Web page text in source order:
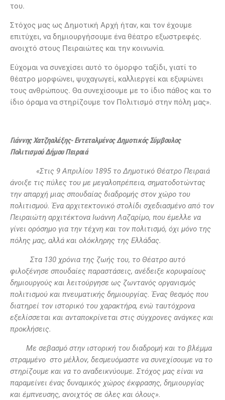
του.
Στόχος μας ως Δημοτική Αρχή ήταν, και τον έχουμε
επιτύχει, να δημιουργήσουμε ένα θέατρο εξωστρεφές.
ανοιχτό στους Πειραιώτες και την κοινωνία.
Εύχομαι να συνεχίσει αυτό το όμορφο ταξίδι, γιατί το
θέατρο μορφώνει, ψυχαγωγεί, καλλιεργεί και εξυψώνει
τους ανθρώπους. Θα συνεχίσουμε με το ίδιο πάθος και το
ίδιο όραμα να στηρίζουμε τον Πολιτισμό στην πόλη μας».
Γιάννης Χατζηαλέξης- Εντεταλμένος Δημοτικός Σύμβουλος
Πολιτισμού Δήμου Πειραιά
«Στις 9 Απριλίου 1895 το Δημοτικό Θέατρο Πειραιά
άνοιξε τις πύλες του με μεγαλοπρέπεια, σηματοδοτώντας
την απαρχή μιας σπουδαίας διαδρομής στον χώρο του
πολιτισμού. Ένα αρχιτεκτονικό στολίδι σχεδιασμένο από τον
Πειραιώτη αρχιτέκτονα Ιωάννη Λαζαρίμο, που έμελλε να
γίνει ορόσημο για την τέχνη και τον πολιτισμό, όχι μόνο της
πόλης μας, αλλά και ολόκληρης της Ελλάδας.
Στα 130 χρόνια της ζωής του, το Θέατρο αυτό
φιλοξένησε σπουδαίες παραστάσεις, ανέδειξε κορυφαίους
δημιουργούς και λειτούργησε ως ζωντανός οργανισμός
πολιτισμού και πνευματικής δημιουργίας. Ένας θεσμός που
διατηρεί τον ιστορικό του χαρακτήρα, ενώ ταυτόχρονα
εξελίσσεται και ανταποκρίνεται στις σύγχρονες ανάγκες και
προκλήσεις.
Με σεβασμό στην ιστορική του διαδρομή και το βλέμμα
στραμμένο στο μέλλον, δεσμευόμαστε να συνεχίσουμε να το
στηρίζουμε και να το αναδεικνύουμε. Στόχος μας είναι να
παραμείνει ένας δυναμικός χώρος έκφρασης, δημιουργίας
και έμπνευσης, ανοιχτός σε όλες και όλους».